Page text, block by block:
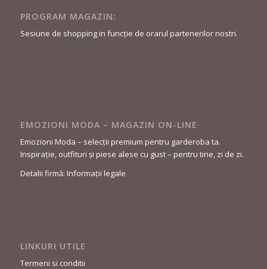
PROGRAM MAGAZIN:
Sesiune de shopping in funcție de orarul partenerilor nostri.
EMOZIONI MODA – MAGAZIN ON-LINE
Emozioni Moda – selecții premium pentru garderoba ta.
Inspirație, outfituri și piese alese cu gust – pentru tine, zi de zi.
Detalii firmă: Informații legale
LINKURI UTILE
Termeni si conditii